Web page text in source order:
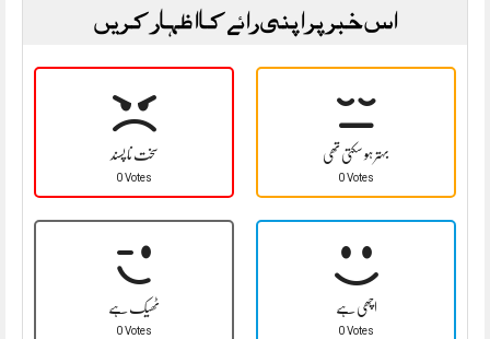
اس خبر پر اپنی رائے کا اظہار کریں
سخت نا پسند
0 Votes
بہتر ہو سکتی تھی
0 Votes
ٹھیک ہے
0 Votes
اچھی ہے
0 Votes